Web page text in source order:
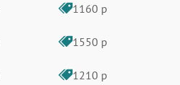
1160 р
1550 р
1210 р